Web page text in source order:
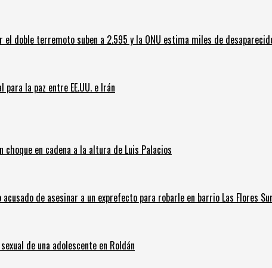
el doble terremoto suben a 2.595 y la ONU estima miles de
la paz entre EE.UU. e Irán
en cadena a la altura de Luis Palacios
de asesinar a un exprefecto para robarle en barrio Las Flores Sur
de una adolescente en Roldán